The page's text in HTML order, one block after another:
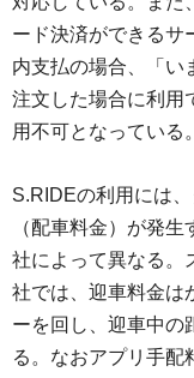
ード決済ができるサ
内支払の場合、「い
注文した場合に利用
用不可となっている
S.RIDEの利用には
（配車料金）が発
社によって異なる。
社では、迎車料金は
ーを回し、迎車中の
る。なおアプリ手配